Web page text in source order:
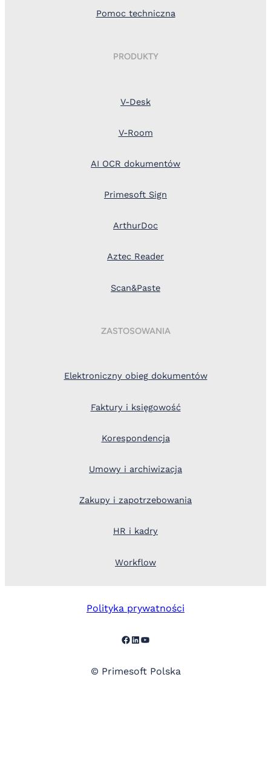
Pomoc techniczna
PRODUKTY
V-Desk
V-Room
AI OCR dokumentów
Primesoft Sign
ArthurDoc
Aztec Reader
Scan&Paste
ZASTOSOWANIA
Elektroniczny obieg dokumentów
Faktury i księgowość
Korespondencja
Umowy i archiwizacja
Zakupy i zapotrzebowania
HR i kadry
Workflow
Polityka prywatności
Facebook
LinkedIn
YouTube
© Primesoft Polska